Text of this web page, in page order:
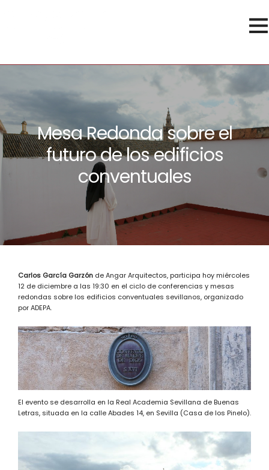
Mesa Redonda sobre el
futuro de los edificios
conventuales
Carlos García Garzón de Angar Arquitectos, participa hoy miércoles
12 de diciembre a las 19:30 en el ciclo de conferencias y mesas
redondas sobre los edificios conventuales sevillanos, organizado
por ADEPA.
El evento se desarrolla en la Real Academia Sevillana de Buenas
Letras, situada en la calle Abades 14, en Sevilla (Casa de los Pinelo).